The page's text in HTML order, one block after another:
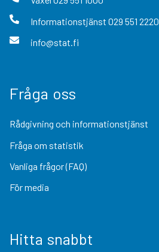
Informationstjänst 029 551 2220
info@stat.fi
Fråga oss
Rådgivning och informationstjänst
Fråga om statistik
Vanliga frågor (FAQ)
För media
Hitta snabbt